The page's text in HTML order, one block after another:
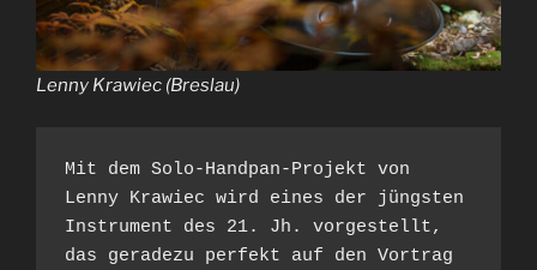
Lenny Krawiec (Breslau)
Mit dem Solo-Handpan-Projekt von
Lenny Krawiec wird eines der jüngsten
Instrument des 21. Jh. vorgestellt,
das geradezu perfekt auf den Vortrag